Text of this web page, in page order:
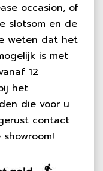
occasion, of
slotsom en de
weten dat het
is met
12
het
die voor u
contact